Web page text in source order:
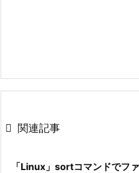
 関連記事
「Linux」sortコマンドでフ